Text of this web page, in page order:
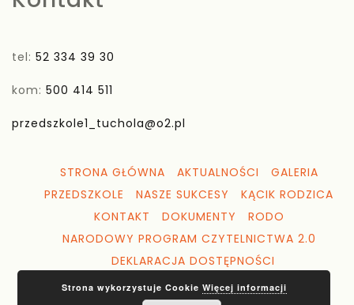
tel: 52 334 39 30
kom: 500 414 511
przedszkole1_tuchola@o2.pl
STRONA GŁÓWNA AKTUALNOŚCI
GALERIA
PRZEDSZKOLE
NASZE SUKCESY
KĄCIK RODZICA
KONTAKT
DOKUMENTY
RODO
NARODOWY PROGRAM CZYTELNICTWA 2.0
DEKLARACJA DOSTĘPNOŚCI
Strona wykorzystuje Cookie Więcej informacji